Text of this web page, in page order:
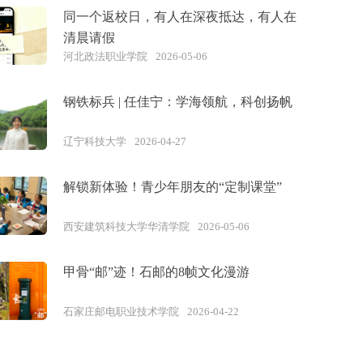
同一个返校日，有人在深夜抵达，有人在
清晨请假
河北政法职业学院 2026-05-06
钢铁标兵 | 任佳宁：学海领航，科创扬帆
辽宁科技大学 2026-04-27
解锁新体验！青少年朋友的“定制课堂”
西安建筑科技大学华清学院 2026-05-06
甲骨“邮”迹！石邮的8帧文化漫游
石家庄邮电职业技术学院 2026-04-22